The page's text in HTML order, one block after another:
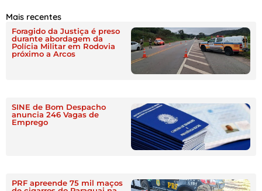
Mais recentes
Foragido da Justiça é preso
durante abordagem da
Polícia Militar em Rodovia
próximo a Arcos
SINE de Bom Despacho
anuncia 246 Vagas de
Emprego
PRF apreende 75 mil maços